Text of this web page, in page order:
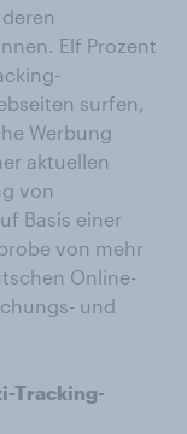
Elf Prozent
surfen,
Werbung
aktuellen
von
Basis einer
von mehr
Online-
und
Tracking-